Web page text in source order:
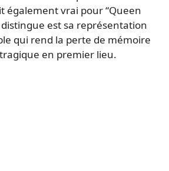
également vrai pour “Queen
distingue est sa représentation
qui rend la perte de mémoire
en premier lieu.